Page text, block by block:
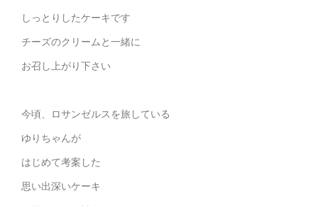
しっとりしたケーキです
チーズのクリームと一緒に
お召し上がり下さい
今頃、ロサンゼルスを旅している
ゆりちゃんが
はじめて考案した
思い出深いケーキ